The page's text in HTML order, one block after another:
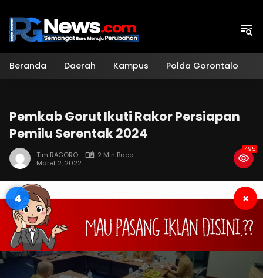
konten
Beranda Daerah Kampus Polda Gorontalo
Pemkab Gorut Ikuti Rakor Persiapan
Pemilu Serentak 2024
Tim RAGORO
2 Min Baca
Maret 2, 2022
495
3 ×